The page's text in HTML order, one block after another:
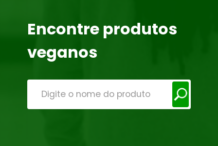
Encontre produtos
veganos